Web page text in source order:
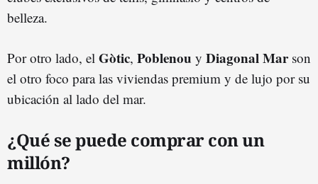
belleza.
Por otro lado, el Gòtic, Poblenou y Diagonal Marson
el otro foco para las viviendas premium y de lujo por su
ubicación al lado del mar.
¿Qué se puede comprar con un
millón?